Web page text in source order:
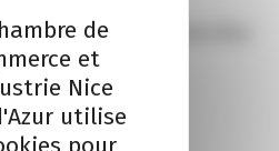
et d’Industrie Nice
de
et
Nice
utilise
pour